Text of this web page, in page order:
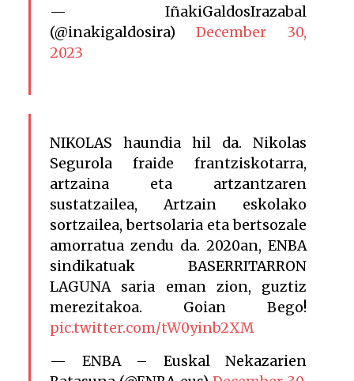
— IñakiGaldosIrazabal
(@inakigaldosira) December 30,
2023
NIKOLAS haundia hil da. Nikolas
Segurola fraide frantziskotarra,
artzaina eta artzantzaren
sustatzailea, Artzain eskolako
sortzailea, bertsolaria eta bertsozale
amorratua zendu da. 2020an, ENBA
sindikatuak BASERRITARRON
LAGUNA saria eman zion, guztiz
merezitakoa. Goian Bego!
pic.twitter.com/tW0yinb2XM
— ENBA – Euskal Nekazarien